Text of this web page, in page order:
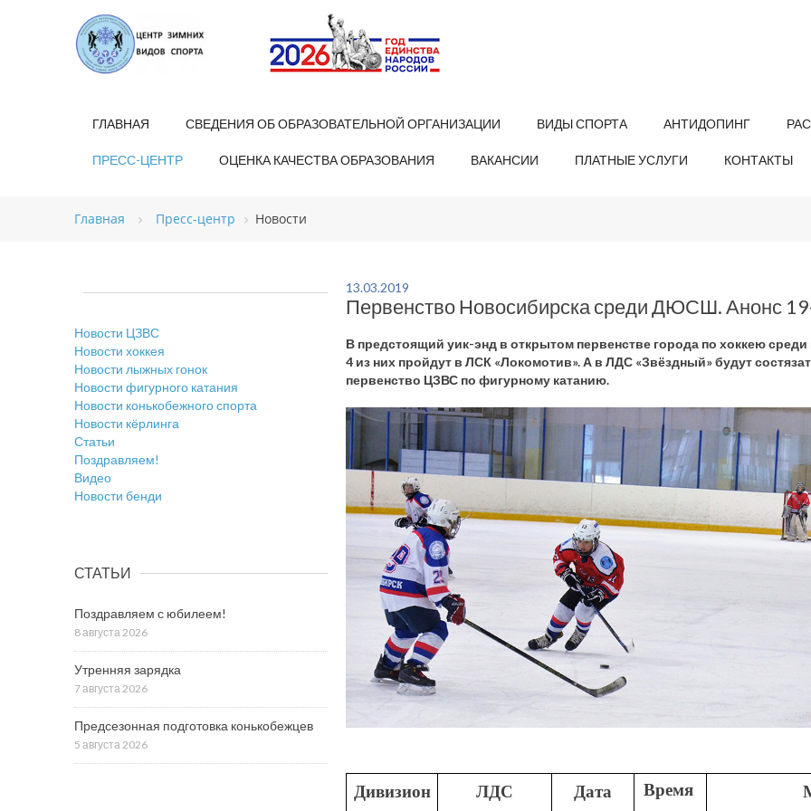
ГЛАВНАЯ СВЕДЕНИЯ ОБ ОБРАЗОВАТЕЛЬНОЙ ОРГАНИЗАЦИИ ВИДЫ СПОРТА АНТИДОПИНГ
ПРЕСС-ЦЕНТР ОЦЕНКА КАЧЕСТВА ОБРАЗОВАНИЯ ВАКАНСИИ ПЛАТНЫЕ УСЛУГИ КОНТАКТЫ
Главная Пресс-центр Новости
13.03.2019
Первенство Новосибирска среди ДЮСШ. Анонс
В предстоящий уик-энд в открытом первенстве города по хоккею
4 из них пройдут в ЛСК «Локомотив». А в ЛДС «Звёздный» будут
первенство ЦЗВС по фигурному катанию.
Дивизион ЛДС Дата Время
Новости ЦЗВС
Новости хоккея
Новости лыжных гонок
Новости фигурного катания
Новости конькобежного спорта
Новости кёрлинга
Статьи
Поздравляем!
Видео
Новости бенди
СТАТЬИ
Поздравляем с юбилеем!
8 августа 2026
Утренняя зарядка
7 августа 2026
Предсезонная подготовка конькобежцев
5 августа 2026